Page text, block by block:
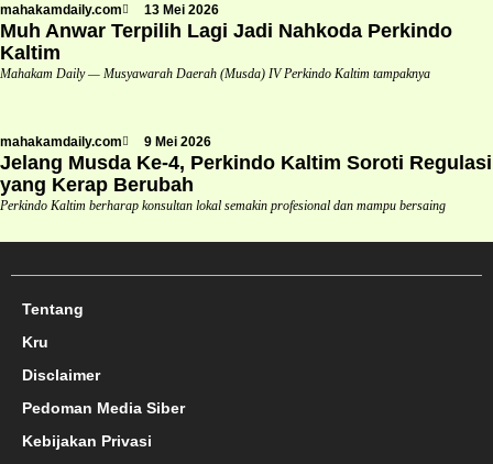
mahakamdaily.com 13 Mei 2026
Muh Anwar Terpilih Lagi Jadi Nahkoda Perkindo
Kaltim
Mahakam Daily — Musyawarah Daerah (Musda) IV Perkindo Kaltim tampaknya
mahakamdaily.com 9 Mei 2026
Jelang Musda Ke-4, Perkindo Kaltim Soroti Regulasi
yang Kerap Berubah
Perkindo Kaltim berharap konsultan lokal semakin profesional dan mampu bersaing
Tentang
Kru
Disclaimer
Pedoman Media Siber
Kebijakan Privasi